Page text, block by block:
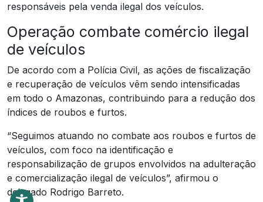
responsáveis pela venda ilegal dos veículos.
Operação combate comércio ilegal
de veículos
De acordo com a Polícia Civil, as ações de fiscalização
e recuperação de veículos vêm sendo intensificadas
em todo o Amazonas, contribuindo para a redução dos
índices de roubos e furtos.
“Seguimos atuando no combate aos roubos e furtos de
veículos, com foco na identificação e
responsabilização de grupos envolvidos na adulteração
e comercialização ilegal de veículos”, afirmou o
delegado Rodrigo Barreto.